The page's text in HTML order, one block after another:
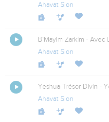
Ahavat Sion
B'Mayim Zarkim - Avec
Ahavat Sion
Yeshua Trésor Divin -
Ahavat Sion